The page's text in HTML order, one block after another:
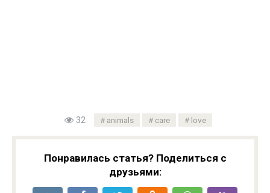
32 animals care love
Понравилась статья? Поделиться с
друзьями: